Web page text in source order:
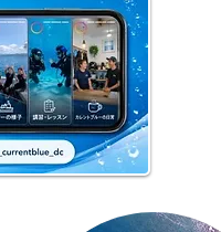
☀️ 月曜日スター
天気はどうなる